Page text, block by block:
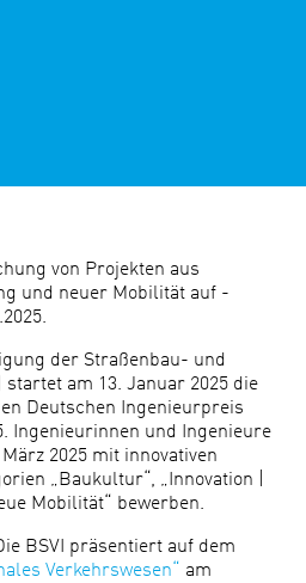
von Projekten aus
und neuer Mobilität auf -
der Straßenbau- und
startet am 13. Januar 2025 die
Deutschen Ingenieurpreis
Ingenieurinnen und Ingenieure
2025 mit innovativen
„Baukultur“, „Innovation |
Mobilität“ bewerben.
BSVI präsentiert auf dem
Verkehrswesen“
am